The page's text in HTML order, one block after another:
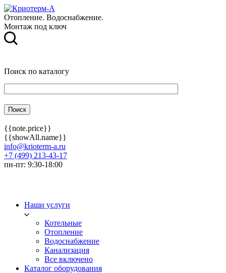
Отопление. Водоснабжение.
Монтаж под ключ
Поиск по каталогу
{{note.price}}
{{showAll.name}}
info@krioterm-a.ru
+7 (499) 213-43-17
пн-пт: 9:30-18:00
Наши услуги
Котельные
Отопление
Водоснабжение
Канализация
Все включено
Каталог оборудования